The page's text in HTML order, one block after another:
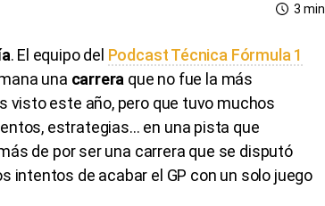
3 min
. El equipo del Podcast Técnica Fórmula 1
una carrera que no fue la más
visto este año, pero que tuvo muchos
estrategias… en una pista que
de por ser una carrera que se disputó
intentos de acabar el GP con un solo juego